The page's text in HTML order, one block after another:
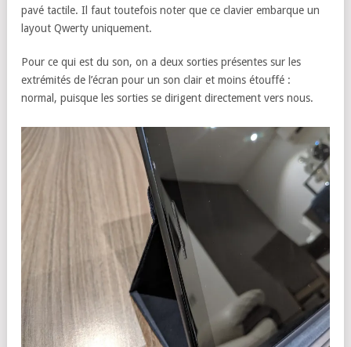
pavé tactile. Il faut toutefois noter que ce clavier embarque un
layout Qwerty uniquement.
Pour ce qui est du son, on a deux sorties présentes sur les
extrémités de l’écran pour un son clair et moins étouffé :
normal, puisque les sorties se dirigent directement vers nous.